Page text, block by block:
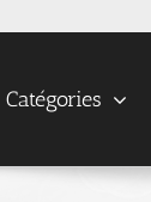
Catégories